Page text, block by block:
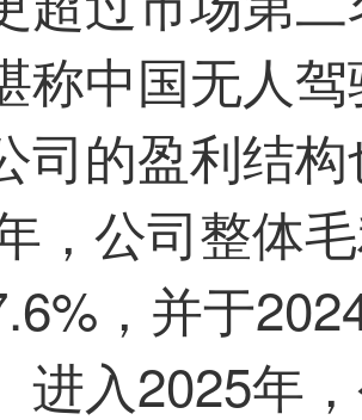
称中国无人
司的盈利结
，公司整体
，并于
进入2025年